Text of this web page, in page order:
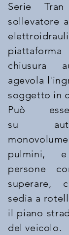
Serie
sollevatore
chiusura
agevola
soggetto in
Può
su
pulmini,
persone
superare,
sedia a
il piano
del veicolo.